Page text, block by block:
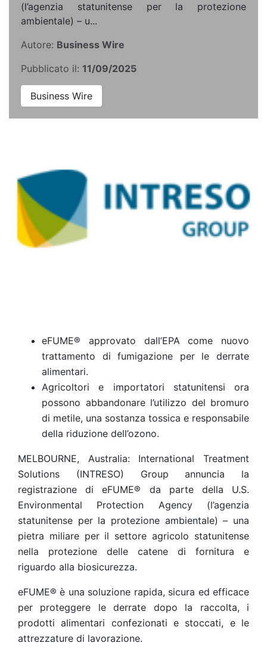
(l’agenzia statunitense per la protezione
ambientale) – u...
Autore: Business Wire
Pubblicato il: 11/09/2025
Business Wire
eFUME® approvato dall’EPA come nuovo
trattamento di fumigazione per le derrate
alimentari.
Agricoltori e importatori statunitensi ora
possono abbandonare l’utilizzo del bromuro
di metile, una sostanza tossica e responsabile
della riduzione dell’ozono.
MELBOURNE, Australia: International Treatment
Solutions (INTRESO) Group annuncia la
registrazione di eFUME® da parte della U.S.
Environmental Protection Agency (l’agenzia
statunitense per la protezione ambientale) – una
pietra miliare per il settore agricolo statunitense
nella protezione delle catene di fornitura e
riguardo alla biosicurezza.
eFUME® è una soluzione rapida, sicura ed efficace
per proteggere le derrate dopo la raccolta, i
prodotti alimentari confezionati e stoccati, e le
attrezzature di lavorazione.